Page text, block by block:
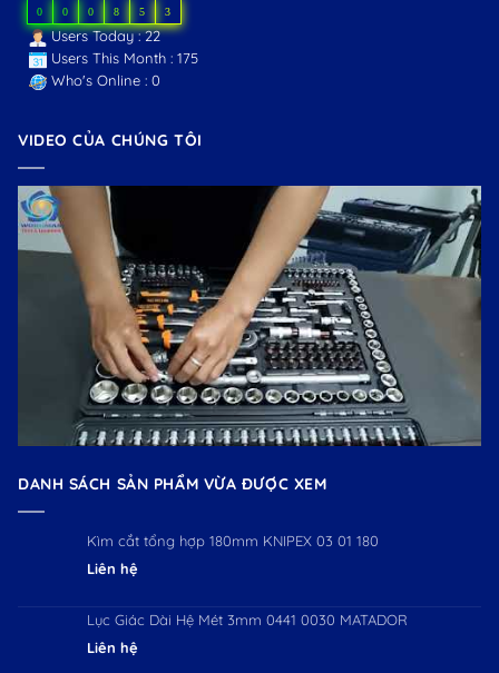
0 0 0 8 5 3
Users Today : 22
Users This Month : 175
Who's Online : 0
VIDEO CỦA CHÚNG TÔI
DANH SÁCH SẢN PHẨM VỪA ĐƯỢC XEM
Kìm cắt tổng hợp 180mm KNIPEX 03 01 180
Liên hệ
Lục Giác Dài Hệ Mét 3mm 0441 0030 MATADOR
Liên hệ